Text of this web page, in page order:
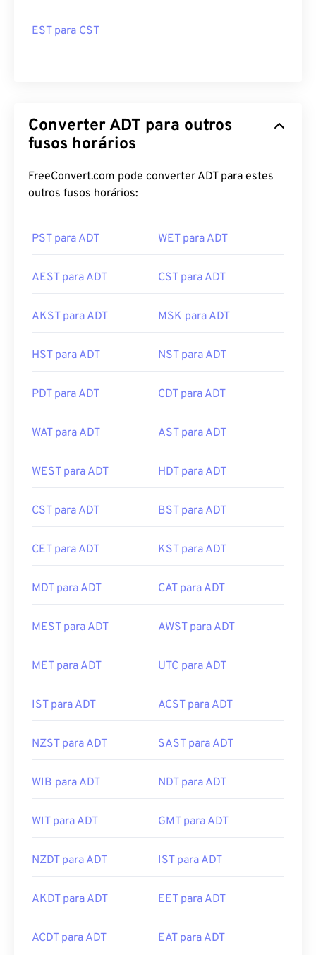
EST para CST
Converter ADT para outros
fusos horários
FreeConvert.com pode converter ADT para estes
outros fusos horários:
PST para ADT WET para ADT
AEST para ADT CST para ADT
AKST para ADT MSK para ADT
HST para ADT NST para ADT
PDT para ADT CDT para ADT
WAT para ADT AST para ADT
WEST para ADT HDT para ADT
CST para ADT BST para ADT
CET para ADT KST para ADT
MDT para ADT CAT para ADT
MEST para ADT AWST para ADT
MET para ADT UTC para ADT
IST para ADT ACST para ADT
NZST para ADT SAST para ADT
WIB para ADT NDT para ADT
WIT para ADT GMT para ADT
NZDT para ADT IST para ADT
AKDT para ADT EET para ADT
ACDT para ADT EAT para ADT